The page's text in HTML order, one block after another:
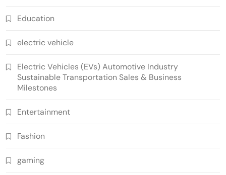
Education
electric vehicle
Electric Vehicles (EVs) Automotive Industry
Sustainable Transportation Sales & Business
Milestones
Entertainment
Fashion
gaming